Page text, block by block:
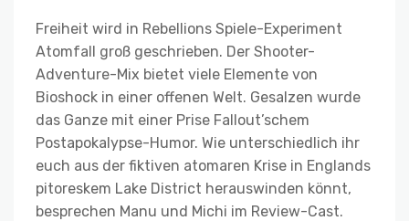
Freiheit wird in Rebellions Spiele-Experiment
Atomfall groß geschrieben. Der Shooter-
Adventure-Mix bietet viele Elemente von
Bioshock in einer offenen Welt. Gesalzen wurde
das Ganze mit einer Prise Fallout’schem
Postapokalypse-Humor. Wie unterschiedlich ihr
euch aus der fiktiven atomaren Krise in Englands
pitoreskem Lake District herauswinden könnt,
besprechen Manu und Michi im Review-Cast.